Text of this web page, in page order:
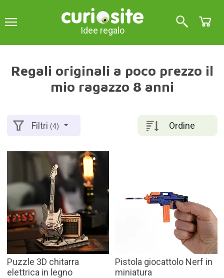
Idee regalo
Regali originali a poco prezzo il
mio ragazzo 8 anni
Ordine
Filtri(4)
Puzzle 3D chitarra
elettrica in legno
Pistola giocattolo Nerf in
miniatura